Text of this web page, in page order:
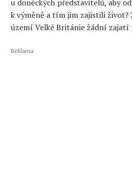
u doněckých představitelů, aby
k výměně a tím jim zajistili život?
území Velké Británie žádní zajatí
Reklama